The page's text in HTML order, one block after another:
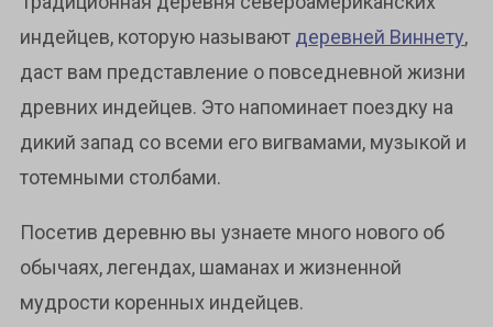
индейцев, которую называют деревней Виннету,
даст вам представление о повседневной жизни
древних индейцев. Это напоминает поездку на
дикий запад со всеми его вигвамами, музыкой и
тотемными столбами.
Посетив деревню вы узнаете много нового об
обычаях, легендах, шаманах и жизненной
мудрости коренных индейцев.